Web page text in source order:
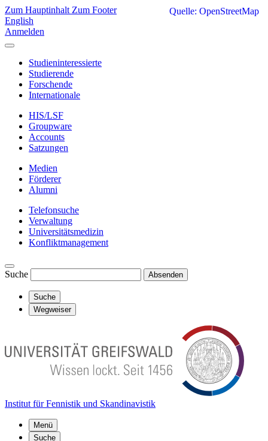
Zum Hauptinhalt Zum Footer
English
Anmelden
Studieninteressierte
Studierende
Forschende
Internationale
HIS/LSF
Groupware
Accounts
Satzungen
Medien
Förderer
Alumni
Telefonsuche
Verwaltung
Universitätsmedizin
Konfliktmanagement
Suche Absenden
Suche
Wegweiser
Institut für Fennistik und Skandinavistik
Menü
Suche
Quelle: OpenStreetMap